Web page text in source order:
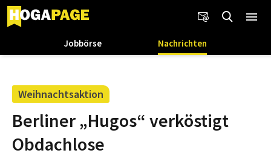
Jobbörse Nachrichten
Weihnachtsaktion
Berliner „Hugos“ verköstigt
Obdachlose